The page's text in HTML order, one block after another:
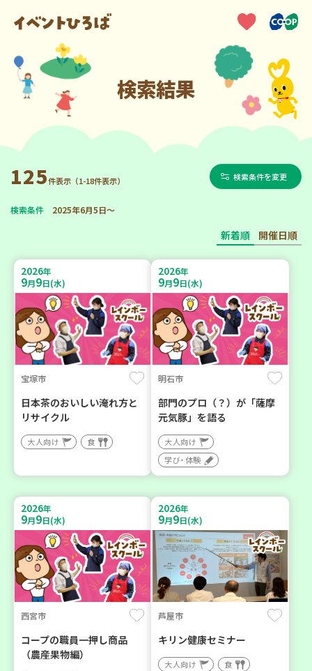
検索結果
125件表示（1-18件表示） 検索条件を変更
検索条件 2025年6月5日～
新着順 開催日順
2026年
9月9日(水)
宝塚市
日本茶のおいしい淹れ方と
リサイクル
大人向け 食
2026年
9月9日(水)
明石市
部門のプロ（？）が「薩摩
元気豚」を語る
大人向け
学び・体験
2026年
9月9日(水)
西宮市
コープの職員一押し商品
（農産果物編）
2026年
9月9日(水)
芦屋市
キリン健康セミナー
大人向け 食